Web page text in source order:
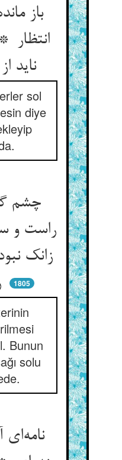
باز
انتظار
ناید از سوی یسار
sol
diye
چشم
راست
زانک
راست زپ
1805
Bunun
solu